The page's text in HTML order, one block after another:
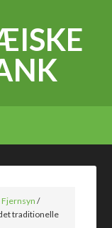
Fjernsyn /
traditionelle